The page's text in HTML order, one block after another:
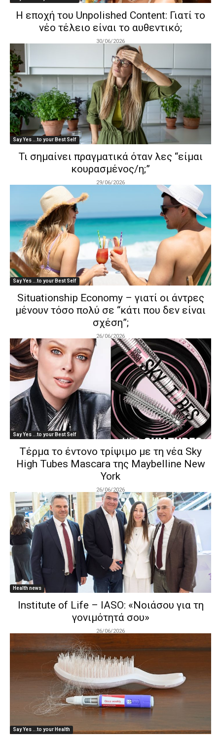
Η εποχή του Unpolished Content: Γιατί το
νέο τέλειο είναι το αυθεντικό;
30/06/2026
Say Yes ...to your Best Self
Τι σημαίνει πραγματικά όταν λες “είμαι
κουρασμένος/η;”
29/06/2026
Say Yes ...to your Best Self
Situationship Economy – γιατί οι άντρες
μένουν τόσο πολύ σε “κάτι που δεν είναι
σχέση”;
26/06/2026
Say Yes ...to your Best Self
Τέρμα το έντονο τρίψιμο με τη νέα Sky
High Tubes Mascara της Maybelline New
York
26/06/2026
Health news
Institute of Life – IASO: «Νοιάσου για τη
γονιμότητά σου»
26/06/2026
Say Yes ...to your Health